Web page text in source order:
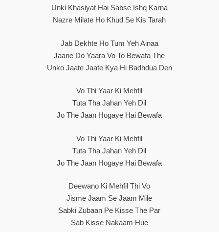
Unki Khasiyat Hai Sabse Ishq Karna
Nazre Milate Ho Khud Se Kis Tarah
Jab Dekhte Ho Tum Yeh Ainaa
Jaane Do Yaara Vo To Bewafa The
Unko Jaate Jaate Kya Hi Badhdua Den
Vo Thi Yaar Ki Mehfil
Tuta Tha Jahan Yeh Dil
Jo The Jaan Hogaye Hai Bewafa
Vo Thi Yaar Ki Mehfil
Tuta Tha Jahan Yeh Dil
Jo The Jaan Hogaye Hai Bewafa
Deewano Ki Mehfil Thi Vo
Jisme Jaam Se Jaam Mile
Sabki Zubaan Pe Kisse The Par
Sab Kisse Nakaam Hue